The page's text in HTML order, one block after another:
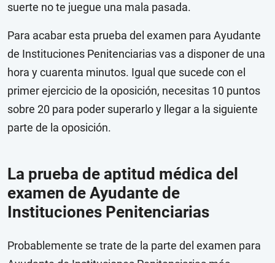
suerte no te juegue una mala pasada.
Para acabar esta prueba del examen para Ayudante
de Instituciones Penitenciarias vas a disponer de una
hora y cuarenta minutos. Igual que sucede con el
primer ejercicio de la oposición, necesitas 10 puntos
sobre 20 para poder superarlo y llegar a la siguiente
parte de la oposición.
La prueba de aptitud médica del
examen de Ayudante de
Instituciones Penitenciarias
Probablemente se trate de la parte del examen para